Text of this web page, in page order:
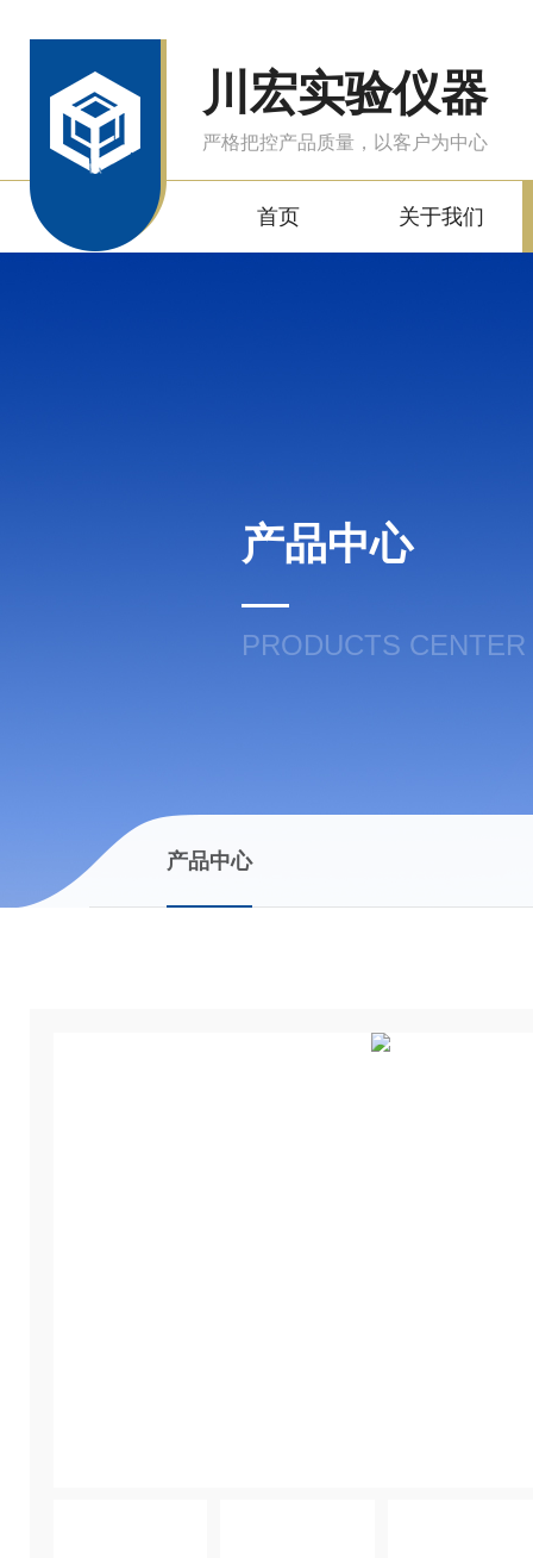
川宏实验仪器
严格把控产品质量，以客户为中心
首页 关于我们
产品中心
PRODUCTS CENTER
产品中心